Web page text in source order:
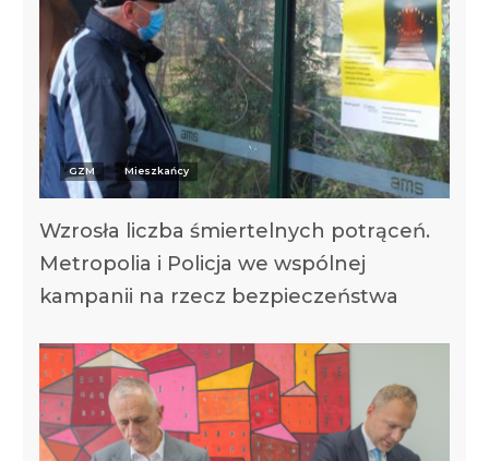
GZM Mieszkańcy
Wzrosła liczba śmiertelnych potrąceń.
Metropolia i Policja we wspólnej
kampanii na rzecz bezpieczeństwa